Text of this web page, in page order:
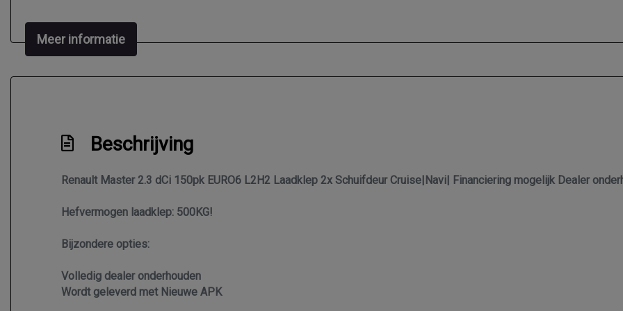
Meer informatie
Beschrijving
Renault Master 2.3 dCi 150pk EURO6 L2H2 Laadklep 2x Schuifdeur Cruise|Navi| Financiering mogelijk Dealer
Hefvermogen laadklep: 500KG!
Bijzondere opties:
Volledig dealer onderhouden
Wordt geleverd met Nieuwe APK